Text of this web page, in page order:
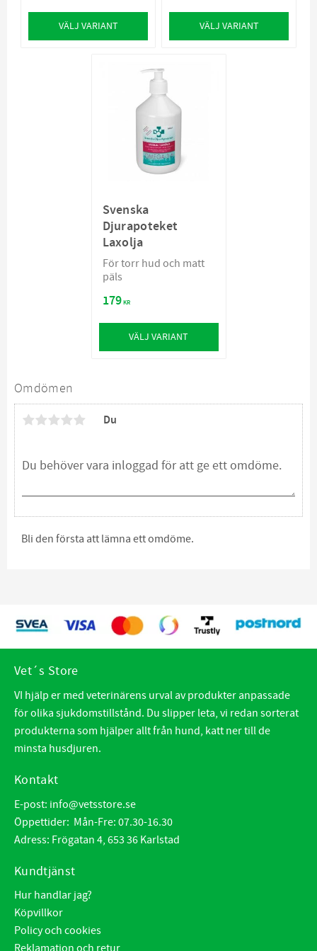
Omdömen
Du
Bli den första att lämna ett omdöme.
VÄLJ VARIANT VÄLJ VARIANT
Svenska
Djurapoteket
Laxolja
För torr hud och matt
päls
179KR
VÄLJ VARIANT
Vet´s Store
VI hjälp er med veterinärens urval av produkter anpassade
för olika sjukdomstillstånd. Du slipper leta, vi redan sorterat
produkterna som hjälper allt från hund, katt ner till de
minsta husdjuren.
Kontakt
E-post: info@vetsstore.se
Öppettider: Mån-Fre: 07.30-16.30
Adress: Frögatan 4, 653 36 Karlstad
Kundtjänst
Hur handlar jag?
Köpvillkor
Policy och cookies